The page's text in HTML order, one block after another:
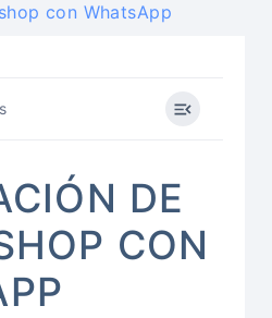
con WhatsApp
DE
CON